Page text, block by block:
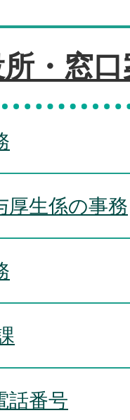
・窓
厚生係の事務
話番号